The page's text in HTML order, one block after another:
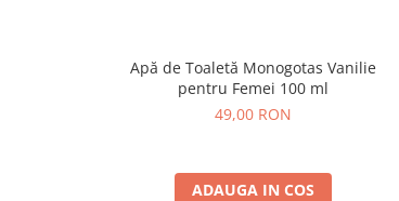
Apă de Toaletă Monogotas Vanilie
pentru Femei 100 ml
49,00 RON
ADAUGA IN COS